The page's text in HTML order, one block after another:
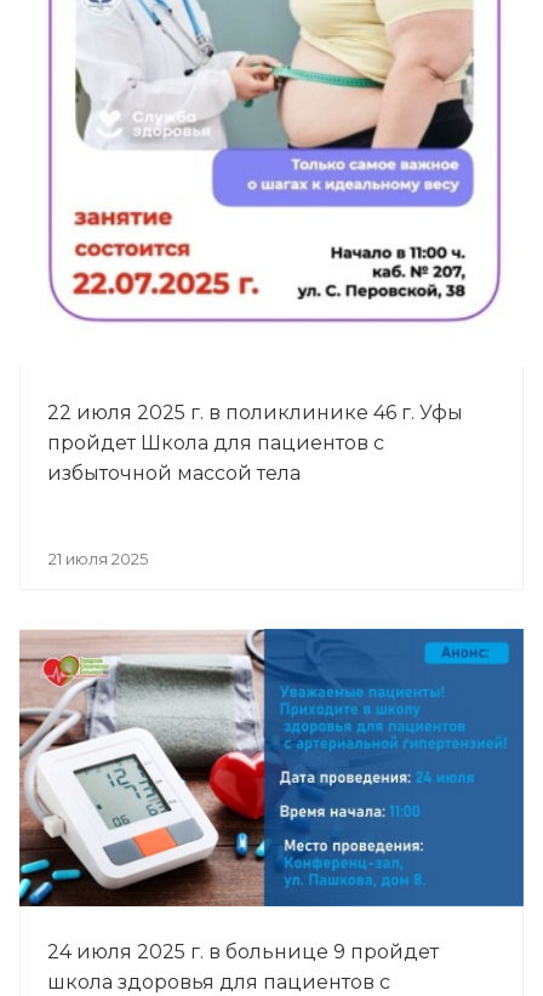
22 июля 2025 г. в поликлинике 46 г. Уфы
пройдет Школа для пациентов с
избыточной массой тела
21 июля 2025
24 июля 2025 г. в больнице 9 пройдет
школа здоровья для пациентов с